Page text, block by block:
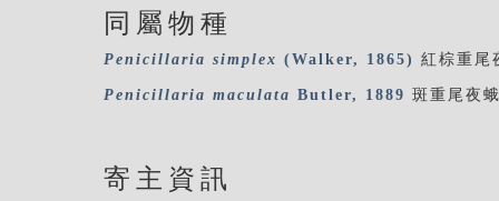
同屬物種
Penicillaria simplex (Walker, 1865) 紅棕重尾
Penicillaria maculata Butler, 1889 斑重尾夜
寄主資訊